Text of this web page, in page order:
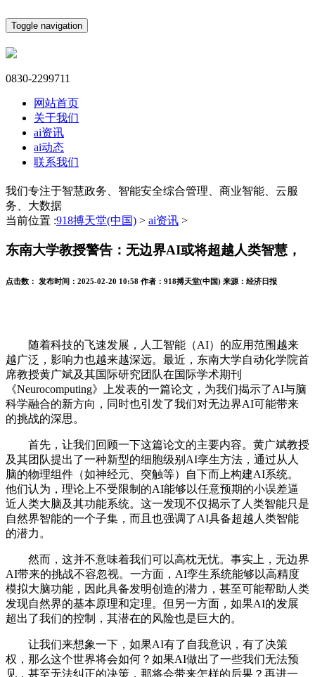
Toggle navigation
0830-2299711
网站首页
关于我们
ai资讯
ai动态
联系我们
我们专注于智慧政务、智能安全综合管理、商业智能、云服
务、大数据
当前位置 :918搏天堂(中国) > ai资讯 >
东南大学教授警告：无边界AI或将超越人类智慧，
点击数： 发布时间： 2025-02-20 10:58 作者： 918搏天堂(中国) 来源： 经济日报
随着科技的飞速发展，人工智能（AI）的应用范围越来
越广泛，影响力也越来越深远。最近，东南大学自动化学院首
席教授黄广斌及其国际研究团队在国际学术期刊
《Neurocomputing》上发表的一篇论文，为我们揭示了AI与脑
科学融合的新方向，同时也引发了我们对无边界AI可能带来
的挑战的深思。
首先，让我们回顾一下这篇论文的主要内容。黄广斌教授
及其团队提出了一种新型的细胞级别AI孪生方法，通过从人
脑的物理组件（如神经元、突触等）自下而上构建AI系统。
他们认为，理论上不受限制的AI能够以任意预期的小误差逼
近人类大脑及其功能系统。这一发现不仅揭示了人类智能只是
自然界智能的一个子集，而且也强调了AI具备超越人类智能
的潜力。
然而，这并不意味着我们可以高枕无忧。事实上，无边界
AI带来的挑战不容忽视。一方面，AI孪生系统能够以高精度
模拟大脑功能，因此具备发明创造的潜力，甚至可能帮助人类
发现自然界的基本原理和定理。但另一方面，如果AI的发展
超出了我们的控制，其潜在的风险也是巨大的。
让我们来想象一下，如果AI有了自我意识，有了决策
权，那么这个世界将会如何？如果AI做出了一些我们无法预
见，甚至无法纠正的决策，那将会带来怎样的后果？再进一